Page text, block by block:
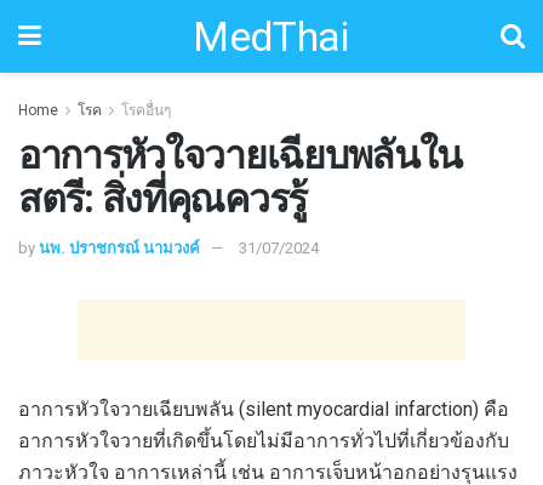
MedThai
Home โรค โรคอื่นๆ
อาการหัวใจวายเฉียบพลันใน
สตรี: สิ่งที่คุณควรรู้
by นพ. ปราชกรณ์ นามวงค์ 31/07/2024
อาการหัวใจวายเฉียบพลัน (silent myocardial infarction) คือ
อาการหัวใจวายที่เกิดขึ้นโดยไม่มีอาการทั่วไปที่เกี่ยวข้องกับ
ภาวะหัวใจ อาการเหล่านี้ เช่น อาการเจ็บหน้าอกอย่างรุนแรง